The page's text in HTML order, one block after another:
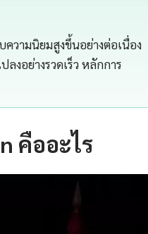
ความนิยมสูงขึ้นอย่างต่อเนื่อง
งอย่างรวดเร็ว หลักการ
คืออะไร